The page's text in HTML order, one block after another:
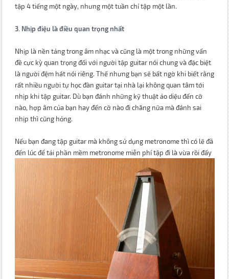
tập 4 tiếng một ngày, nhưng một tuần chỉ tập một lần.
3. Nhịp điệu là điều quan trọng nhất
Nhịp là nền tảng trong âm nhạc và cũng là một trong những vấn
đề cực kỳ quan trọng đối với người tập guitar nói chung và đặc biệt
là người đệm hát nói riêng. Thế nhưng bạn sẽ bất ngờ khi biết rằng
rất nhiều người tự học đàn guitar tại nhà lại không quan tâm tới
nhịp khi tập guitar. Dù bạn đánh những kỹ thuật ảo diệu đến cỡ
nào, hợp âm của bạn hay đến cỡ nào đi chăng nữa mà đánh sai
nhịp thì cũng hỏng.
Nếu bạn đang tập guitar mà không sử dụng metronome thì có lẽ đã
đến lúc để tải phần mềm metronome miễn phí tập đi là vừa rồi đấy